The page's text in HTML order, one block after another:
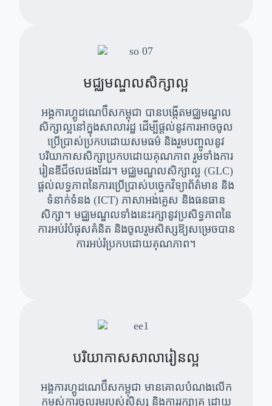
មជ្ឈមណ្ឌលសិក្សាល្អ
អង្គការហ្គូដណេប៊ឺសកម្ពុជា បានបង្កើតមជ្ឈមណ្ឌល
សិក្សាល្អនៅក្នុងសាលារដ្ឋ ដើម្បីផ្តល់នូវការអាចចូល
ប្រើប្រាស់ប្រកបដោយសមធម៌ និងរួមបញ្ចូលនូវ
បរិយាកាសសិក្សាប្រកបដោយគុណភាព រួមទាំងការ
រៀនឌីជីថលផងដែរ។ មជ្ឈមណ្ឌលសិក្សាល្អ (GLC)
ផ្តល់លទ្ធភាពនៃការប្រើប្រាស់បច្ចេកវិទ្យាព័ត៌មាន និង
ទំនាក់ទំនង (ICT) ភាសាអង់គ្លេស និងធនធាន
សិក្សា។ មជ្ឈមណ្ឌលទាំងនេះរក្សានូវប្រសិទ្ធភាពនៃ
ការអប់រំបំផុសគំនិត និងចូលរួមសិស្សឱ្យសម្រេចបាន
ការអប់រំប្រកបដោយគុណភាព។
បរិយាកាសសាលារៀនល្អ
អង្គការហ្គូដណេប៊ឺសកម្ពុជា មានគោលបំណងលើក
កម្ពស់ការចូលរួមរបស់សិស្ស និងការរក្សាគ្រូ ដោយ